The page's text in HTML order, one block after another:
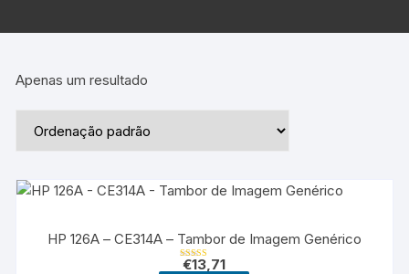
Apenas um resultado
HP 126A – CE314A – Tambor de Imagem Genérico
Avaliação
€13,71